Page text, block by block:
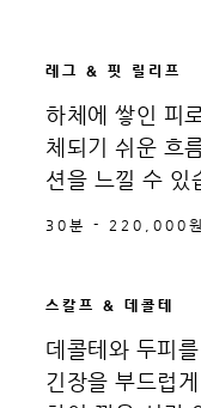
레그 & 핏 릴리프
하체에 쌓인 피
체되기 쉬운 흐
션을 느낄 수 있
30분 - 220,000원
스칼프 & 데콜테
데콜테와 두피
긴장을 부드럽